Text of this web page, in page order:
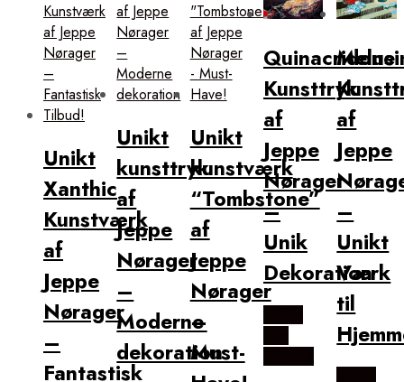
Unikt
Xanthic
Kunstværk
af
Jeppe
Nørager
–
Fantastisk
Unikt
kunsttryk
af
Jeppe
Nørager
–
Moderne
dekoration
Unikt
kunstværk
“Tombstone”
af
Jeppe
Nørager
–
Must-
Quinacridone
Kunsttryk
af
Jeppe
Nørager
–
Unik
Dekoration
af
Jeppe
–
Unikt
Værk
til